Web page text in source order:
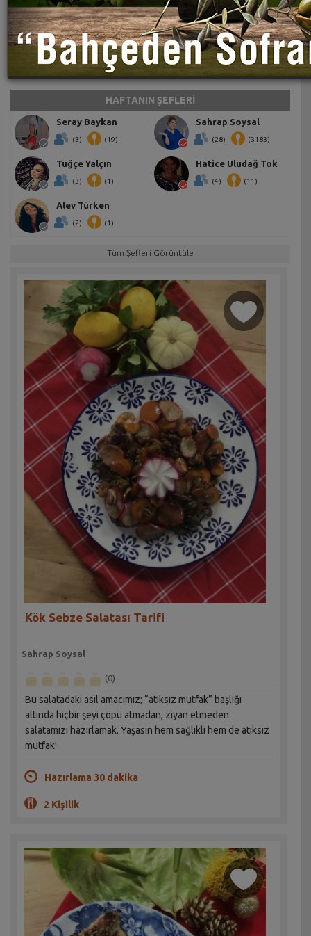
HAFTANIN ŞEFLERİ
Seray Baykan
(3) (19)
Sahrap Soysal
(28) (3183)
Tuğçe Yalçın
(3) (1)
Hatice Uludağ Tok
(4) (11)
Alev Türken
(2) (1)
Tüm Şefleri Görüntüle
Kök Sebze Salatası Tarifi
Sahrap Soysal
(0)
Bu salatadaki asıl amacımız; “atıksız mutfak” başlığı
altında hiçbir şeyi çöpü atmadan, ziyan etmeden
salatamızı hazırlamak. Yaşasın hem sağlıklı hem de atıksız
mutfak!
Hazırlama 30 dakika
2 Kişilik